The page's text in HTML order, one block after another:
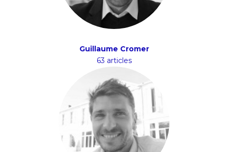
Guillaume Cromer
63 articles